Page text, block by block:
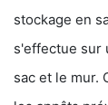
stockage en
s'effectue sur
sac et le mur.